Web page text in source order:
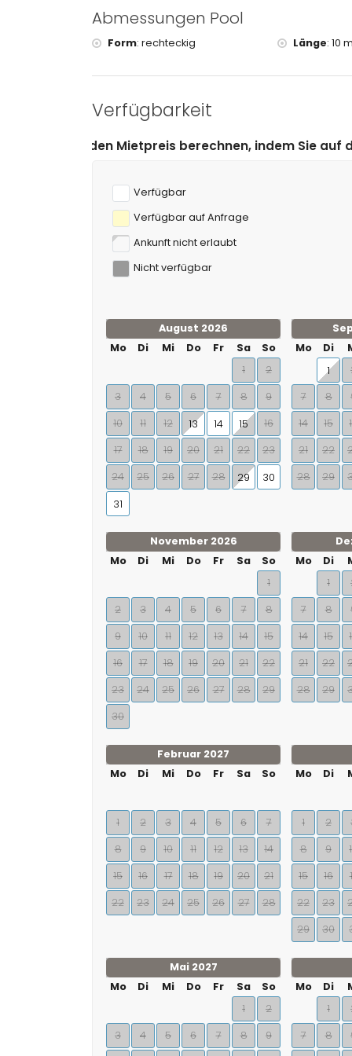
Tennis und Reiten (innerhalb von 10 Kilometern
Abmessungen Pool
Form: rechteckig Länge: 10
Verfügbarkeit
berechnen, indem Sie auf das gewünschte An-
Verfügbar
Verfügbar auf Anfrage
Ankunft nicht erlaubt
Nicht verfügbar
August 2026
Mo
Di Mi Do Fr Sa
So
1
2
3
4 5 6 7 8
9
10
11 12 13 14 15
16
17
18 19 20 21 22
23
24
25 26 27 28 29
30
31
Mo
Di
1
7
8
14
15
21
22
28
29
November 2026
Mo
Di Mi Do Fr Sa
So
1
2
3 4 5 6 7
8
9
10 11 12 13 14
15
16
17 18 19 20 21
22
23
24 25 26 27 28
29
30
Mo
Di
1
7
8
14
15
21
22
28
29
Februar 2027
Mo
Di Mi Do Fr Sa So
1 2 3 4 5 6
7
8
9 10 11 12 13
14
15
16 17 18 19 20
21
22
23 24 25 26 27 28
Mo
Di
1 2
8
9
15
16
22
23
29
30
Mai 2027
Mo
Di Mi Do Fr Sa
So
1
2
3
4 5 6 7 8
9
Mo
Di
1
7
8